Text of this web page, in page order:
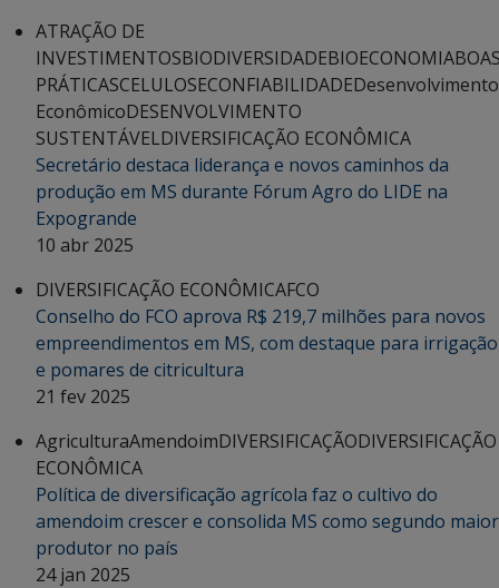
ATRAÇÃO DE
INVESTIMENTOSBIODIVERSIDADEBIOECONOMIA
PRÁTICASCELULOSECONFIABILIDADEDesenvolvimento
EconômicoDESENVOLVIMENTO
SUSTENTÁVELDIVERSIFICAÇÃO ECONÔMICA
Secretário destaca liderança e novos caminhos da
produção em MS durante Fórum Agro do LIDE na
Expogrande
10 abr 2025
DIVERSIFICAÇÃO ECONÔMICAFCO
Conselho do FCO aprova R$ 219,7 milhões para novos
empreendimentos em MS, com destaque para irrigação
e pomares de citricultura
21 fev 2025
AgriculturaAmendoimDIVERSIFICAÇÃODIVERSIFICAÇÃO
ECONÔMICA
Política de diversificação agrícola faz o cultivo do
amendoim crescer e consolida MS como segundo maior
produtor no país
24 jan 2025